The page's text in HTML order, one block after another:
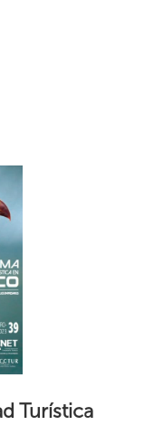
Turística